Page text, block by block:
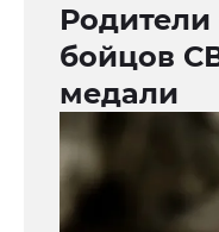
бойцов
медали